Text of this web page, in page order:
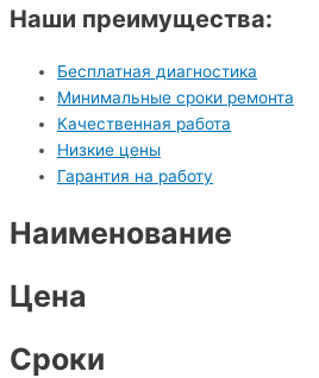
Наши преимущества:
Бесплатная диагностика
Минимальные сроки ремонта
Качественная работа
Низкие цены
Гарантия на работу
Наименование
Цена
Сроки